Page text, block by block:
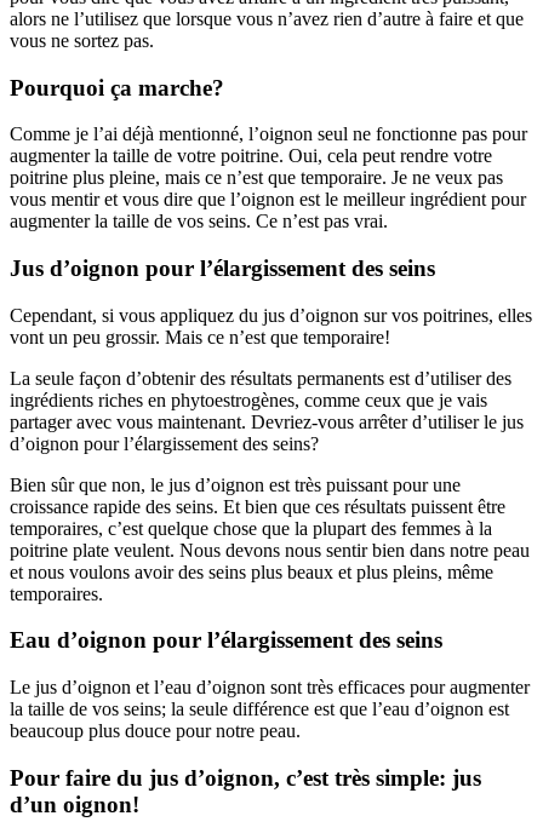
alors ne l’utilisez que lorsque vous n’avez rien d’autre à faire et que
vous ne sortez pas.
Pourquoi ça marche?
Comme je l’ai déjà mentionné, l’oignon seul ne fonctionne pas pour
augmenter la taille de votre poitrine. Oui, cela peut rendre votre
poitrine plus pleine, mais ce n’est que temporaire. Je ne veux pas
vous mentir et vous dire que l’oignon est le meilleur ingrédient pour
augmenter la taille de vos seins. Ce n’est pas vrai.
Jus d’oignon pour l’élargissement des seins
Cependant, si vous appliquez du jus d’oignon sur vos poitrines, elles
vont un peu grossir. Mais ce n’est que temporaire!
La seule façon d’obtenir des résultats permanents est d’utiliser des
ingrédients riches en phytoestrogènes, comme ceux que je vais
partager avec vous maintenant. Devriez-vous arrêter d’utiliser le jus
d’oignon pour l’élargissement des seins?
Bien sûr que non, le jus d’oignon est très puissant pour une
croissance rapide des seins. Et bien que ces résultats puissent être
temporaires, c’est quelque chose que la plupart des femmes à la
poitrine plate veulent. Nous devons nous sentir bien dans notre peau
et nous voulons avoir des seins plus beaux et plus pleins, même
temporaires.
Eau d’oignon pour l’élargissement des seins
Le jus d’oignon et l’eau d’oignon sont très efficaces pour augmenter
la taille de vos seins; la seule différence est que l’eau d’oignon est
beaucoup plus douce pour notre peau.
Pour faire du jus d’oignon, c’est très simple: jus
d’un oignon!